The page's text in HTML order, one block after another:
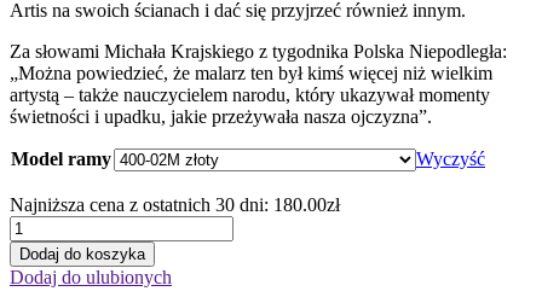
Artis na swoich ścianach i dać się przyjrzeć również innym.
Za słowami Michała Krajskiego z tygodnika Polska Niepodległa:
„Można powiedzieć, że malarz ten był kimś więcej niż wielkim
artystą – także nauczycielem narodu, który ukazywał momenty
świetności i upadku, jakie przeżywała nasza ojczyzna”.
Model ramy Wyczyść
Najniższa cena z ostatnich 30 dni: 180.00zł
ilość
Dzieje
cywilizacji
w
Dodaj do koszyka
Dodaj do ulubionych